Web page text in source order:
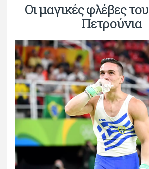
Οι μαγικές φλέβες
Πετρούνια